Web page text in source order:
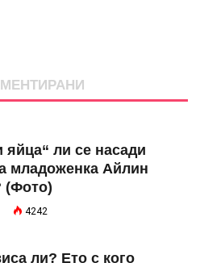
яйца“ ли се насади
младоженка Айлин
(Фото)
4242
ли? Ето с кого